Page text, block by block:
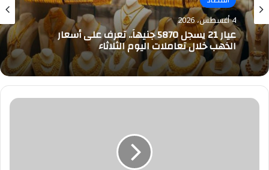
اقتصاد
4 أغسطس، 2026
اقتصاد
4 أغسطس، 2026
تعرف على أسعار الفراخ في السوق.. اليوم الثلاثاء
أصحاب